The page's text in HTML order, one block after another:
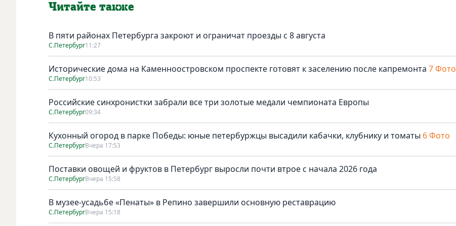
Читайте также
В пяти районах Петербурга закроют и ограничат проезды с 8 августа
С.Петербург11:27
Исторические дома на Каменноостровском проспекте готовят к заселению после капремонта 7 Фото
С.Петербург10:53
Российские синхронистки забрали все три золотые медали чемпионата Европы
С.Петербург09:34
Кухонный огород в парке Победы: юные петербуржцы высадили кабачки, клубнику и томаты 6 Фото
С.ПетербургВчера 17:53
Поставки овощей и фруктов в Петербург выросли почти втрое с начала 2026 года
С.ПетербургВчера 15:58
В музее-усадьбе «Пенаты» в Репино завершили основную реставрацию
С.ПетербургВчера 15:18